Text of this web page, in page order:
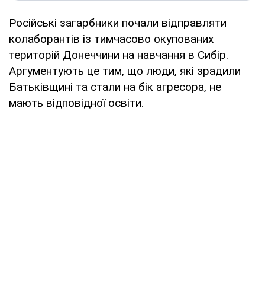
Російські загарбники почали відправляти
колаборантів із тимчасово окупованих
територій Донеччини на навчання в Сибір.
Аргументують це тим, що люди, які зрадили
Батьківщині та стали на бік агресора, не
мають відповідної освіти.